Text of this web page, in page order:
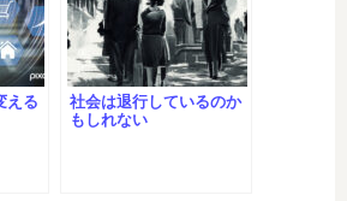
える
社会は退行しているのか
もしれない